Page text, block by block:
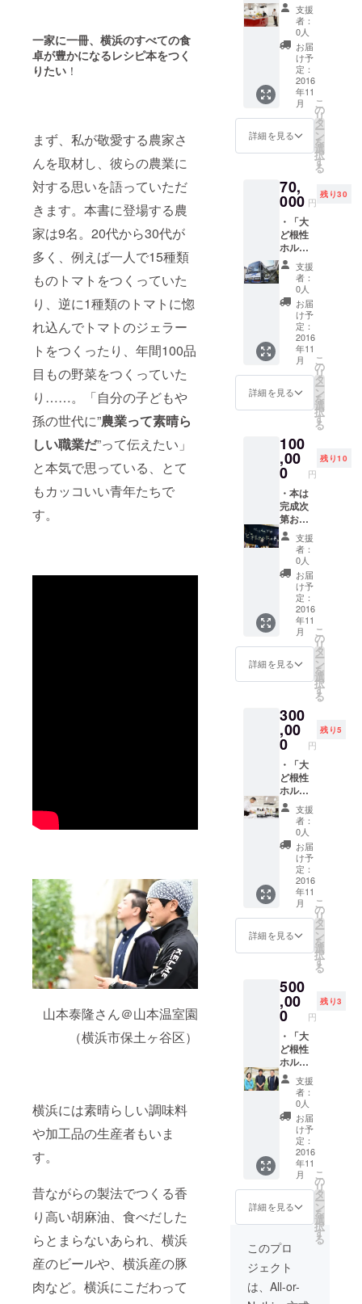
一家に一冊、横浜のすべての食
卓が豊かになるレシピ本をつく
りたい ！
まず、私が敬愛する農家さ
んを取材し、彼らの農業に
対する思いを語っていただ
きます。本書に登場する農
家は9名。20代から30代が
多く、例えば一人で15種類
ものトマトをつくっていた
り、逆に1種類のトマトに惚
れ込んでトマトのジェラー
トをつくったり、年間100品
目もの野菜をつくっていた
り……。「自分の子どもや
孫の世代に”農業って素晴ら
しい職業だ”って伝えたい」
と本気で思っている、とて
もカッコいい青年たちで
す。
山本泰隆さん＠山本温室園
（横浜市保土ヶ谷区）
横浜には素晴らしい調味料
や加工品の生産者もいま
す。
昔ながらの製法でつくる香
り高い胡麻油、食べだした
らとまらないあられ、横浜
産のビールや、横浜産の豚
肉など。横浜にこだわって
プン。
㈱よこはま
ピース代表
取締役
大ど根性ホ
ルモン オー
ナーシェフ
進委員会
濱の料理
人 発起
人 代表
オンライン
ショップ
椿商店運営
ホルモ
ン応援
団長 柳
舘加代
子さん
セレク
トの特
別コー
ス◎限
定10個
です！
の内容
（予
定）◆
〈美
濃屋あ
られの
「ぶぶ
あら
れ」〉
〈横浜
醤油の
卵かけ
ご飯専
用醤油
〉 〈岩
麻油〉
・本は
けしま
す。お
楽しみ
に！ ・
本に掲
載する
お名前
につい
て、
ファン
ド終了
後にご
連絡さ
せてい
ただき
ます。
を変更
したい
にお伝
えくだ
さい。
成次第
お届け
しま
す。お
楽しみ
に！ ・
本に掲
載する
お名前
につい
て、
連絡さ
せてい
ただき
ます。
お名前
を変更
したい
場合は
その際
にお伝
えくだ
さい。
・毎年
11月は
横浜の
地産地
消月
富に出
回る時
期で
す。横
浜産の
美味し
い秋野
菜を、
私がセ
レク
ト、
セット
にして
お届け
しま
す。お
楽しみ
に！ ※
所、お
届け日
時等の
調整・
確認を
させて
いただ
きま
す。 ※
写真は
イメー
ジで
す。
ン」と2
号店
「ど根
性キッ
チン」
でご利
用いた
だける
ドリン
ク券を
２枚贈
呈しま
す。1回
事で1枚
ご利用
いただ
けま
す。 ・
本は完
成次第
お届け
しま
す。お
楽しみ
に！ ・
本に掲
載する
お名前
につい
て、
連絡さ
せてい
ただき
ます。
お名前
を変更
したい
場合は
その際
にお伝
えくだ
さい。
・毎年
11月は
横浜の
地産地
消月
間。秋
回る時
期で
す。横
浜産の
美味し
い秋野
菜を、
私がセ
レク
ト、
セット
にして
お届け
しま
す。お
楽しみ
に！ ※
ファン
届け日
時等の
調整・
確認を
させて
いただ
きま
す。 ・
2016年
8月オー
プン予
定の新
店舗
「ど根
性キッ
チン」
（相鉄
いずみ
駅徒歩1
分）の
オープ
ニング
レセプ
支援
者：
0人
お届
け予
定：
2016
年11
月
詳細を見る
こ
の
リ
タ
ー
ン
を
選
択
す
る
70,
000 円
残り30
・「大
ど根性
ホルモ
ン」と2
号店
「ど根
性キッ
チン」
でご利
用いた
だける
ドリン
ク券を
２枚贈
呈しま
す。1回
事で1枚
ご利用
いただ
けま
す。 ・
本は完
成次第
お届け
しま
す。お
楽しみ
に！ ・
本に掲
載する
お名前
につい
て、
ファン
ド終了
後にご
せてい
ただき
ます。
お名前
を変更
したい
場合は
その際
にお伝
えくだ
さい。
・毎年
11月は
横浜の
地産地
消月
間。秋
野菜が
一番豊
富に出
期で
す。横
浜産の
美味し
い秋野
菜を、
私がセ
レク
ト、
セット
にして
お届け
しま
す。お
楽しみ
に！ ※
ファン
ド後に
ご住
所、お
届け日
時等の
調整・
確認を
させて
支援
者：
0人
お届
け予
定：
2016
年11
月
詳細を見る
こ
の
リ
タ
ー
ン
を
選
択
す
る
100
,00
0 円
残り10
・本は
完成次
第お届
けしま
す。お
楽しみ
に！ ・
本に掲
載する
お名前
につい
て、
ファン
ド終了
後にご
連絡さ
ただき
ます。
お名前
を変更
したい
場合は
その際
にお伝
えくだ
さい。
・毎年
11月は
横浜の
地産地
消月
間。秋
野菜が
一番豊
富に出
回る時
す。横
浜産の
美味し
い秋野
菜を、
私がセ
レク
ト、
セット
にして
お届け
しま
す。お
楽しみ
に！ ※
ファン
ド後に
ご住
所、お
届け日
時等の
調整・
確認を
させて
いただ
支援
者：
0人
お届
け予
定：
2016
年11
月
詳細を見る
こ
の
リ
タ
ー
ン
を
選
択
す
る
300
,00
0 円
残り5
・「大
ど根性
ホルモ
ン」と2
号店
「ど根
性キッ
チン」
でご利
用いた
だける
ドリン
ク券を
２枚贈
呈しま
す。1回
事で1枚
ご利用
いただ
けま
す。 ・
本は完
成次第
お届け
しま
す。お
楽しみ
に！ ・
本に掲
載する
お名前
につい
て、
ファン
ド終了
後にご
連絡さ
せてい
ただき
ます。
お名前
支援
者：
0人
お届
け予
定：
2016
年11
月
詳細を見る
こ
の
リ
タ
ー
ン
を
選
択
す
る
500
,00
0 円
残り3
・「大
ど根性
ホルモ
ン」と2
号店
「ど根
性キッ
チン」
でご利
用いた
だける
ドリン
ク券を
２枚贈
呈しま
す。1回
のお食
事で1枚
ご利用
いただ
けま
支援
者：
0人
お届
け予
定：
2016
年11
月
詳細を見る
こ
の
リ
タ
ー
ン
を
選
択
す
る
このプロ
ジェクト
は、All-or-